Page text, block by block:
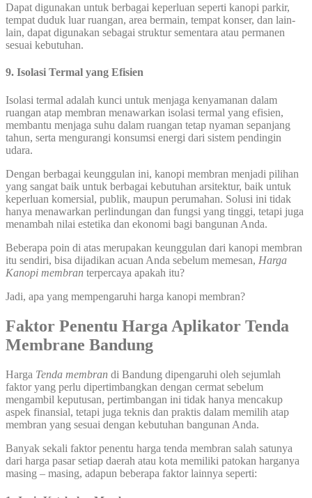
Dapat digunakan untuk berbagai keperluan seperti kanopi parkir,
tempat duduk luar ruangan, area bermain, tempat konser, dan lain-
lain, dapat digunakan sebagai struktur sementara atau permanen
sesuai kebutuhan.
9. Isolasi Termal yang Efisien
Isolasi termal adalah kunci untuk menjaga kenyamanan dalam
ruangan atap membran menawarkan isolasi termal yang efisien,
membantu menjaga suhu dalam ruangan tetap nyaman sepanjang
tahun, serta mengurangi konsumsi energi dari sistem pendingin
udara.
Dengan berbagai keunggulan ini, kanopi membran menjadi pilihan
yang sangat baik untuk berbagai kebutuhan arsitektur, baik untuk
keperluan komersial, publik, maupun perumahan. Solusi ini tidak
hanya menawarkan perlindungan dan fungsi yang tinggi, tetapi juga
menambah nilai estetika dan ekonomi bagi bangunan Anda.
Beberapa poin di atas merupakan keunggulan dari kanopi membran
itu sendiri, bisa dijadikan acuan Anda sebelum memesan, Harga
Kanopi membran terpercaya apakah itu?
Jadi, apa yang mempengaruhi harga kanopi membran?
Faktor Penentu Harga Aplikator Tenda
Membrane Bandung
Harga Tenda membran di Bandung dipengaruhi oleh sejumlah
faktor yang perlu dipertimbangkan dengan cermat sebelum
mengambil keputusan, pertimbangan ini tidak hanya mencakup
aspek finansial, tetapi juga teknis dan praktis dalam memilih atap
membran yang sesuai dengan kebutuhan bangunan Anda.
Banyak sekali faktor penentu harga tenda membran salah satunya
dari harga pasar setiap daerah atau kota memiliki patokan harganya
masing – masing, adapun beberapa faktor lainnya seperti: